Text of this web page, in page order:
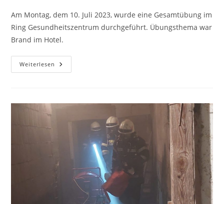
Am Montag, dem 10. Juli 2023, wurde eine Gesamtübung im
Ring Gesundheitszentrum durchgeführt. Übungsthema war
Brand im Hotel.
Weiterlesen